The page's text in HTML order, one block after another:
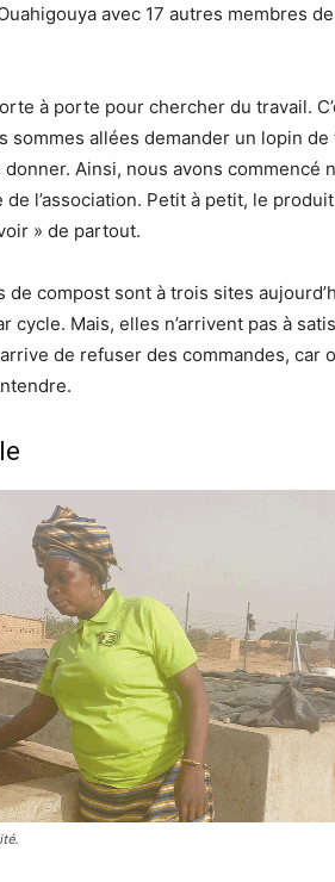
avec 17 autres membres de
à porte pour chercher du travail.
sommes allées demander un lopin
Ainsi, nous avons commencé
l’association. Petit à petit, le
» de partout.
de compost sont à trois sites
cycle. Mais, elles n’arrivent pas à
de refuser des commandes, car